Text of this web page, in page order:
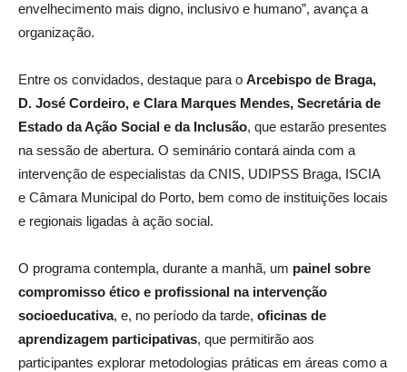
envelhecimento mais digno, inclusivo e humano”, avança a
organização.
Entre os convidados, destaque para o Arcebispo de Braga,
D. José Cordeiro, e Clara Marques Mendes, Secretária de
Estado da Ação Social e da Inclusão, que estarão presentes
na sessão de abertura. O seminário contará ainda com a
intervenção de especialistas da CNIS, UDIPSS Braga, ISCIA
e Câmara Municipal do Porto, bem como de instituições locais
e regionais ligadas à ação social.
O programa contempla, durante a manhã, um painel sobre
compromisso ético e profissional na intervenção
socioeducativa, e, no período da tarde, oficinas de
aprendizagem participativas, que permitirão aos
participantes explorar metodologias práticas em áreas como a